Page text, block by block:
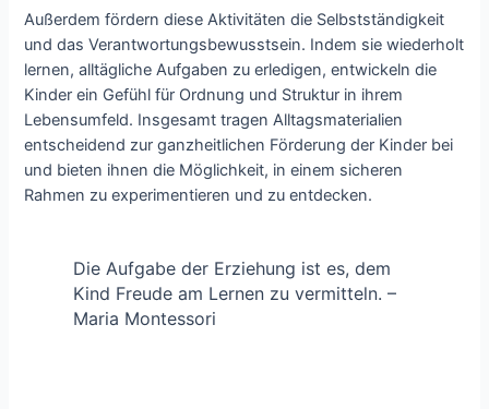
Außerdem fördern diese Aktivitäten die Selbstständigkeit
und das Verantwortungsbewusstsein. Indem sie wiederholt
lernen, alltägliche Aufgaben zu erledigen, entwickeln die
Kinder ein Gefühl für Ordnung und Struktur in ihrem
Lebensumfeld. Insgesamt tragen Alltagsmaterialien
entscheidend zur ganzheitlichen Förderung der Kinder bei
und bieten ihnen die Möglichkeit, in einem sicheren
Rahmen zu experimentieren und zu entdecken.
Die Aufgabe der Erziehung ist es, dem
Kind Freude am Lernen zu vermitteln. –
Maria Montessori